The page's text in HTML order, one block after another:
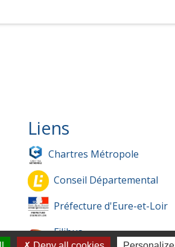
Liens
Chartres Métropole
Conseil Départemental
Préfecture d'Eure-et-Loir
Filibus